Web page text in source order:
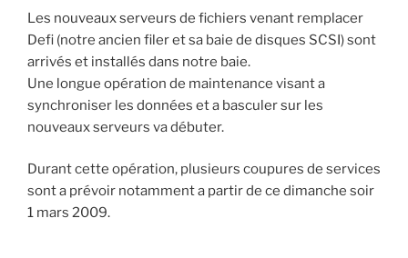
Les nouveaux serveurs de fichiers venant remplacer
Defi (notre ancien filer et sa baie de disques SCSI) sont
arrivés et installés dans notre baie.
Une longue opération de maintenance visant a
synchroniser les données et a basculer sur les
nouveaux serveurs va débuter.
Durant cette opération, plusieurs coupures de services
sont a prévoir notamment a partir de ce dimanche soir
1 mars 2009.